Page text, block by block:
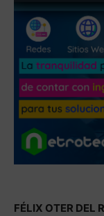
FÉLIX OTER DEL